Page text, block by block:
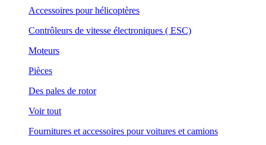
Accessoires pour hélicoptères
Contrôleurs de vitesse électroniques ( ESC)
Moteurs
Pièces
Des pales de rotor
Voir tout
Fournitures et accessoires pour voitures et camions